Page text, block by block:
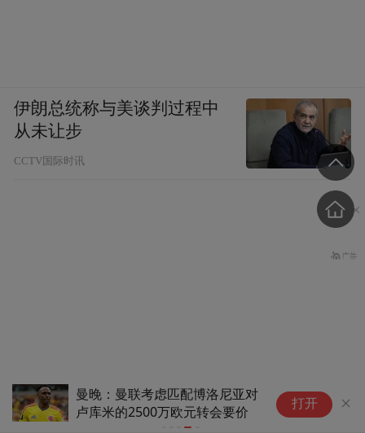
方式，将可再生现有面料转变为创新材质，
从传统工艺中发掘出富有革新而又秉持经典
的剪裁技艺，让废弃之地焕发出创造的活
曼晚：曼联考虑匹配博洛尼亚对
卢库米的2500万欧元转会要价
打开
伊朗总统称与美谈判过程中
从未让步
CCTV国际时讯
挪威足协主席呼吁因凡蒂诺
立即辞职